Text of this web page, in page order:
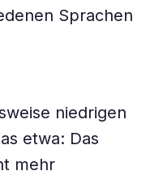
Sprachen
niedrigen
etwa: Das
mehr